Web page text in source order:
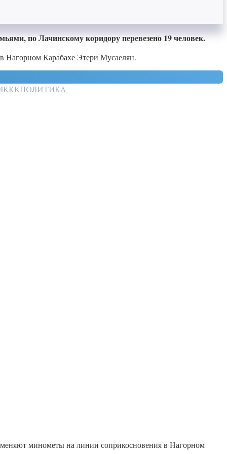
по Лачинскому коридору перевезено 19 человек.
Нагорном Карабахе Этери Мусаелян.
ПОЛИТИКА
минометы на линии соприкосновения в Нагорном